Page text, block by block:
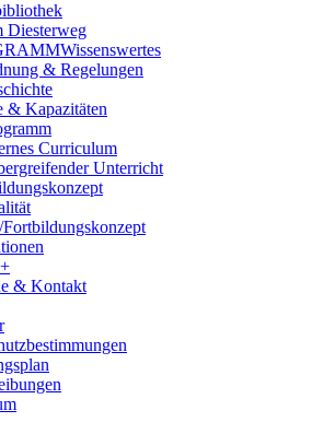
Diesterweg
Wissenswertes
& Regelungen
& Kapazitäten
Curriculum
Unterricht
& Kontakt